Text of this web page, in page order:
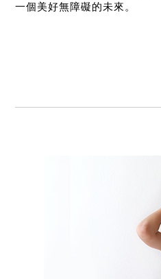
一個美好無障礙的未來。